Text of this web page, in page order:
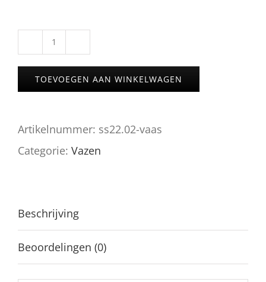
Amy's
SS22.02
vaas
TOEVOEGEN AAN WINKELWAGEN
Artikelnummer: ss22.02-vaas
Categorie: Vazen
Beschrijving
Beoordelingen (0)